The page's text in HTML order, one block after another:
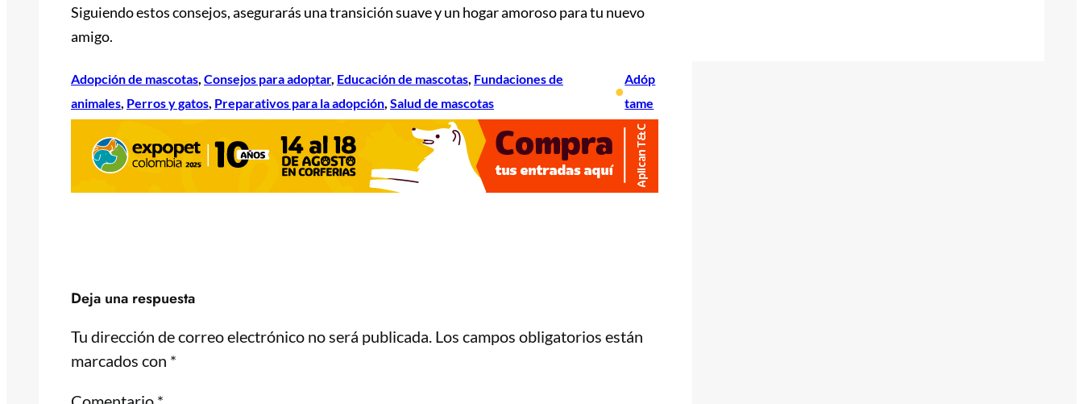
Siguiendo estos consejos, asegurarás una transición suave y un hogar amoroso para tu nuevo
amigo.
Adopción de mascotas, Consejos para adoptar, Educación de mascotas, Fundaciones de
animales, Perros y gatos, Preparativos para la adopción, Salud de mascotas
•
Adóp
tame
Deja una respuesta
Tu dirección de correo electrónico no será publicada. Los campos obligatorios están
marcados con *